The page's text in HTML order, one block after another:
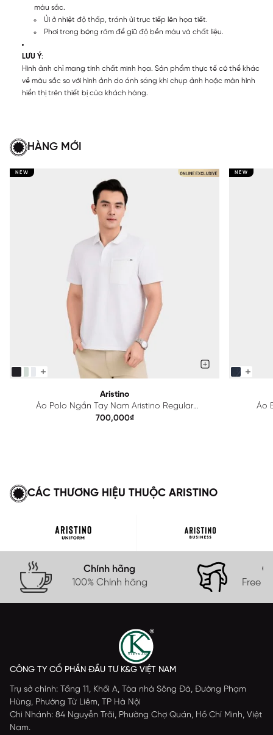
màu sắc.
Ủi ở nhiệt độ thấp, tránh ủi trực tiếp lên họa tiết.
Phơi trong bóng râm để giữ độ bền màu và chất liệu.
LƯU Ý:
Hình ảnh chỉ mang tính chất minh họa. Sản phẩm thực tế có thể khác
về màu sắc so với hình ảnh do ánh sáng khi chụp ảnh hoặc màn hình
hiển thị trên thiết bị của khách hàng.
HÀNG MỚI
NEW
Aristino
Áo Polo Ngắn Tay Nam Aristino Regular
APS615EDP01
700,000₫
NEW
Áo
CÁC THƯƠNG HIỆU THUỘC ARISTINO
Chính hãng
100% Chính hãng
Free
CÔNG TY CỔ PHẦN ĐẦU TƯ K&G VIỆT NAM
Trụ sở chính: Tầng 11, Khối A, Tòa nhà Sông Đà, Đường Phạm
Hùng, Phường Từ Liêm, TP Hà Nội
Chi Nhánh: 84 Nguyễn Trãi, Phường Chợ Quán, Hồ Chí Minh, Việt
Nam.